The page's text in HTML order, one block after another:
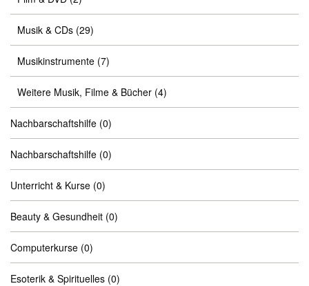
Musik & CDs (29)
Musikinstrumente (7)
Weitere Musik, Filme & Bücher (4)
Nachbarschaftshilfe (0)
Nachbarschaftshilfe (0)
Unterricht & Kurse (0)
Beauty & Gesundheit (0)
Computerkurse (0)
Esoterik & Spirituelles (0)